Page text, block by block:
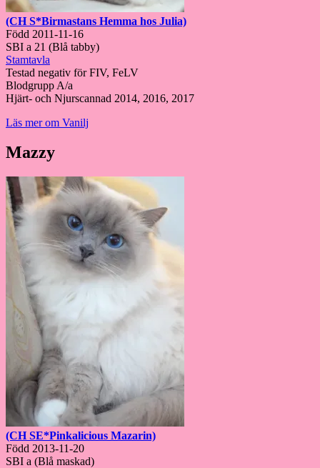
(CH S*Birmastans Hemma hos Julia)
Född 2011-11-16
SBI a 21 (Blå tabby)
Stamtavla
Testad negativ för FIV, FeLV
Blodgrupp A/a
Hjärt- och Njurscannad 2014, 2016, 2017
Läs mer om Vanilj
Mazzy
(CH SE*Pinkalicious Mazarin)
Född 2013-11-20
SBI a (Blå maskad)